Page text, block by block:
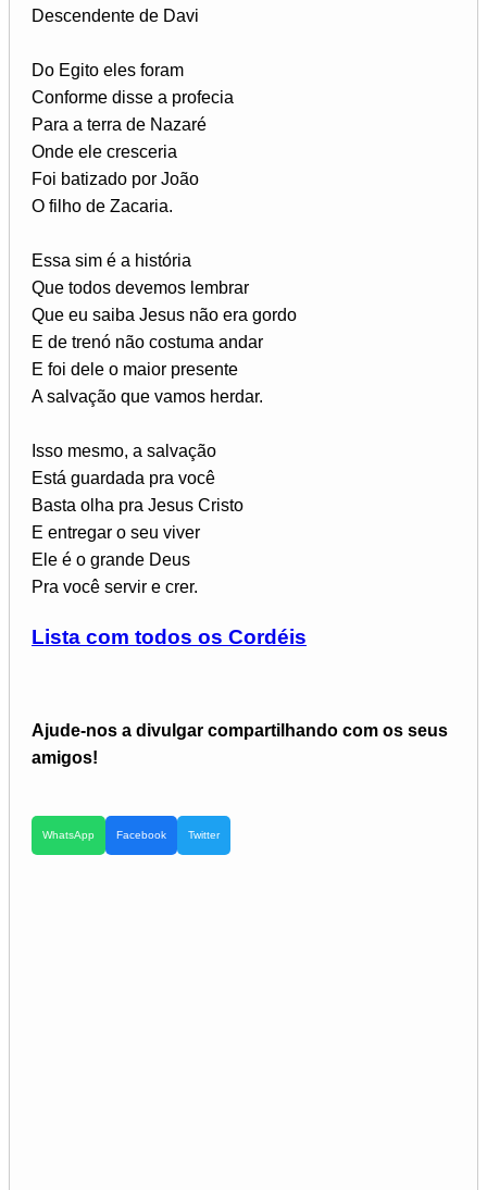
Descendente de Davi
Do Egito eles foram
Conforme disse a profecia
Para a terra de Nazaré
Onde ele cresceria
Foi batizado por João
O filho de Zacaria.
Essa sim é a história
Que todos devemos lembrar
Que eu saiba Jesus não era gordo
E de trenó não costuma andar
E foi dele o maior presente
A salvação que vamos herdar.
Isso mesmo, a salvação
Está guardada pra você
Basta olha pra Jesus Cristo
E entregar o seu viver
Ele é o grande Deus
Pra você servir e crer.
Lista com todos os Cordéis
Ajude-nos a divulgar compartilhando com os seus
amigos!
WhatsApp Facebook Twitter